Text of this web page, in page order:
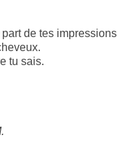
de tes impressions
tu sais.